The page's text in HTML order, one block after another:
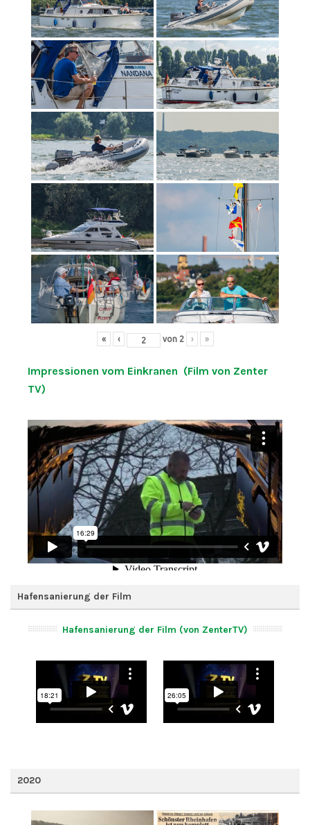
« ‹ von 2 › »
Impressionen vom Einkranen (Film von Zenter
TV)
Hafensanierung der Film
Hafensanierung der Film (von ZenterTV)
2020